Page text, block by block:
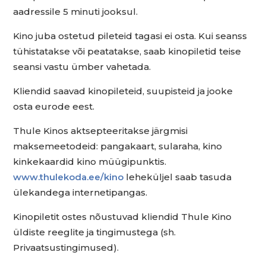
aadressile 5 minuti jooksul.
Kino juba ostetud pileteid tagasi ei osta. Kui seanss
tühistatakse või peatatakse, saab kinopiletid teise
seansi vastu ümber vahetada.
Kliendid saavad kinopileteid, suupisteid ja jooke
osta eurode eest.
Thule Kinos aktsepteeritakse järgmisi
maksemeetodeid: pangakaart, sularaha, kino
kinkekaardid kino müügipunktis.
www.thulekoda.ee/kino leheküljel saab tasuda
ülekandega internetipangas.
Kinopiletit ostes nõustuvad kliendid Thule Kino
üldiste reeglite ja tingimustega (sh.
Privaatsustingimused).